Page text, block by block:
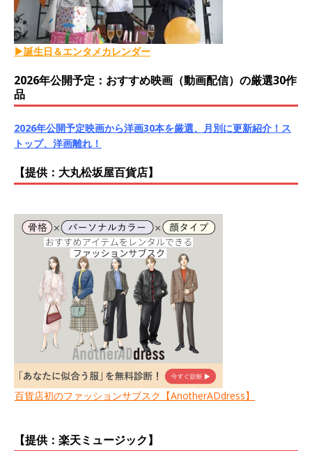
▶誕生日＆エンタメカレンダー
2026年公開予定：おすすめ映画（動画配信）の厳選30作
品
2026年公開予定映画から洋画30本を厳選、月別に更新紹介！ス
トップ、洋画離れ！
【提供：大丸松坂屋百貨店】
百貨店初のファッションサブスク【AnotherADdress】
【提供：楽天ミュージック】